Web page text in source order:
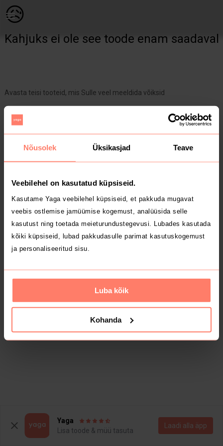
Nõusolek Üksikasjad Teave
Veebilehel on kasutatud küpsiseid.
Kasutame Yaga veebilehel küpsiseid, et pakkuda mugavat
veebis ostlemise jamüümise kogemust, analüüsida selle
kasutust ning toetada meieturundustegevusi. Lubades kasutada
kõiki küpsiseid, lubad pakkudasulle parimat kasutuskogemust
ja personaliseeritud sisu.
Luba kõik
Kohanda
😥
Kahjuks ei ole see toode enam saadaval
Avasta teisi tooteid, mis Sulle veel meeldida võiksid
Yaga
Lisa toode & müü tasuta
Laadi alla äpp